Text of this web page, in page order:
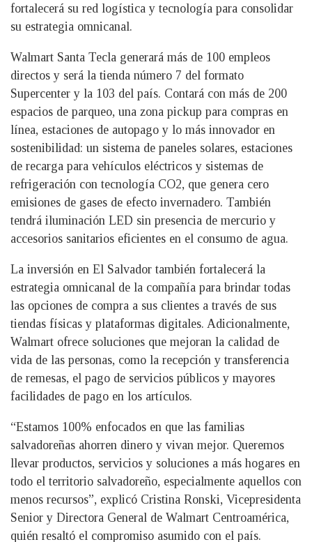
fortalecerá su red logística y tecnología para consolidar
su estrategia omnicanal.
Walmart Santa Tecla generará más de 100 empleos
directos y será la tienda número 7 del formato
Supercenter y la 103 del país. Contará con más de 200
espacios de parqueo, una zona pickup para compras en
línea, estaciones de autopago y lo más innovador en
sostenibilidad: un sistema de paneles solares, estaciones
de recarga para vehículos eléctricos y sistemas de
refrigeración con tecnología CO2, que genera cero
emisiones de gases de efecto invernadero. También
tendrá iluminación LED sin presencia de mercurio y
accesorios sanitarios eficientes en el consumo de agua.
La inversión en El Salvador también fortalecerá la
estrategia omnicanal de la compañía para brindar todas
las opciones de compra a sus clientes a través de sus
tiendas físicas y plataformas digitales. Adicionalmente,
Walmart ofrece soluciones que mejoran la calidad de
vida de las personas, como la recepción y transferencia
de remesas, el pago de servicios públicos y mayores
facilidades de pago en los artículos.
“Estamos 100% enfocados en que las familias
salvadoreñas ahorren dinero y vivan mejor. Queremos
llevar productos, servicios y soluciones a más hogares en
todo el territorio salvadoreño, especialmente aquellos con
menos recursos”, explicó Cristina Ronski, Vicepresidenta
Senior y Directora General de Walmart Centroamérica,
quién resaltó el compromiso asumido con el país.